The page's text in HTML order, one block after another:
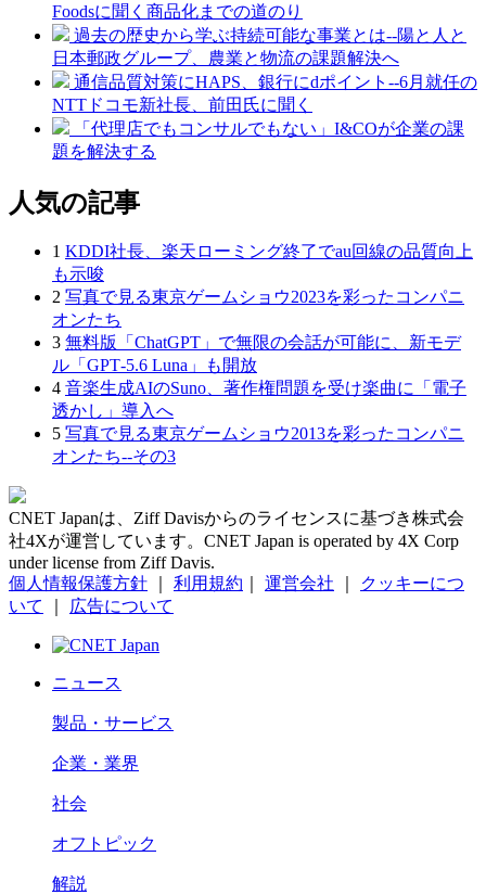
Foodsに聞く商品化までの道のり
過去の歴史から学ぶ持続可能な事業とは--陽と人と
日本郵政グループ、農業と物流の課題解決へ
通信品質対策にHAPS、銀行にdポイント--6月就任の
NTTドコモ新社長、前田氏に聞く
「代理店でもコンサルでもない」I&COが企業の課
題を解決する
人気の記事
1 KDDI社長、楽天ローミング終了でau回線の品質向上
も示唆
2 写真で見る東京ゲームショウ2023を彩ったコンパニ
オンたち
3 無料版「ChatGPT」で無限の会話が可能に、新モデ
ル「GPT‑5.6 Luna」も開放
4 音楽生成AIのSuno、著作権問題を受け楽曲に「電子
透かし」導入へ
5 写真で見る東京ゲームショウ2013を彩ったコンパニ
オンたち--その3
CNET Japanは、Ziff Davisからのライセンスに基づき株式会
社4Xが運営しています。CNET Japan is operated by 4X Corp
under license from Ziff Davis.
個人情報保護方針
利用規約 運営会社
クッキーにつ
いて
広告について
ニュース
製品・サービス
企業・業界
社会
オフトピック
解説